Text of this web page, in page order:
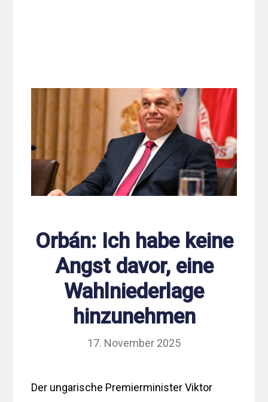
Orbán: Ich habe keine
Angst davor, eine
Wahlniederlage
hinzunehmen
17. November 2025
Der ungarische Premierminister Viktor